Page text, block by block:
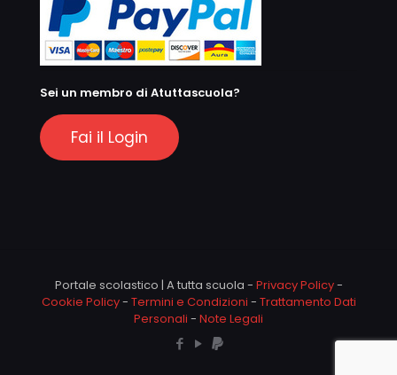
Sei un membro di Atuttascuola?
Fai il Login
Portale scolastico | A tutta scuola - Privacy Policy-
Cookie Policy- Termini e Condizioni - Trattamento Dati
Personali - Note Legali